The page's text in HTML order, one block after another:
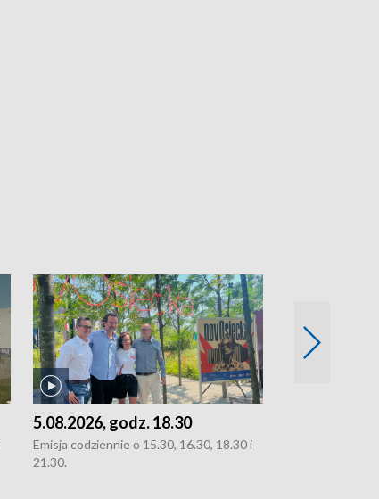
5.08.2026, godz. 18.30
Emisja codziennie o 15.30, 16.30, 18.30 i
21.30.